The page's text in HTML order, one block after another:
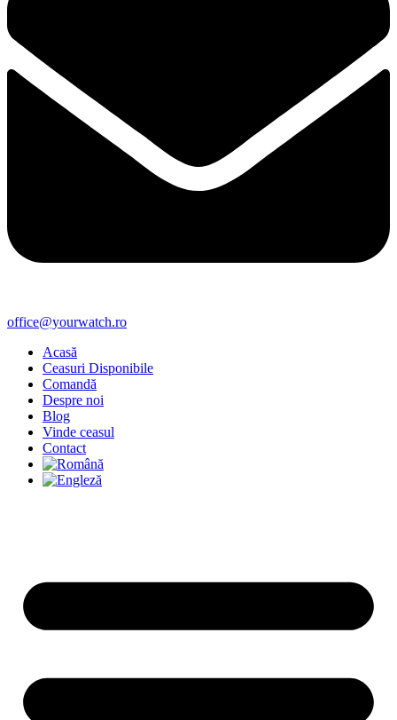
office@yourwatch.ro
Acasă
Ceasuri Disponibile
Comandă
Despre noi
Blog
Vinde ceasul
Contact